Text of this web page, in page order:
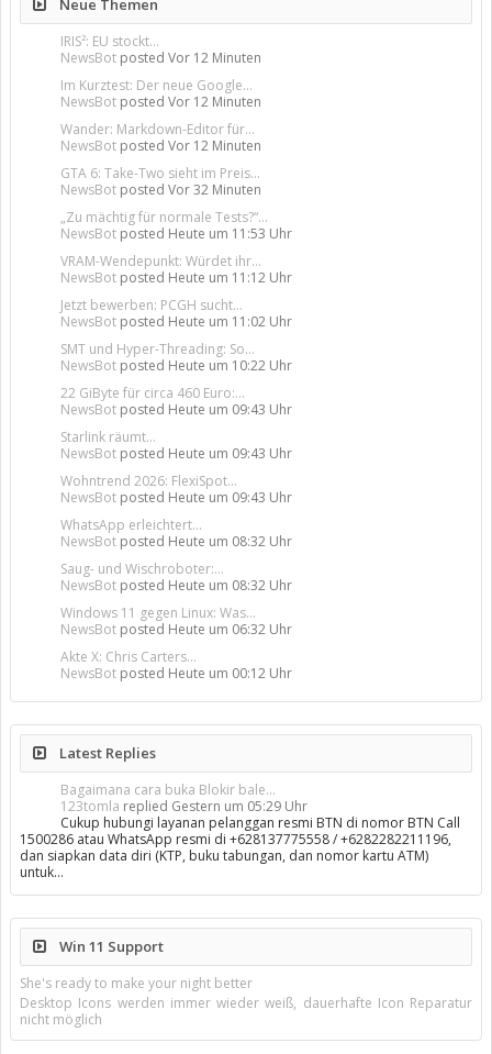
Neue Themen
IRIS²: EU stockt...
NewsBot posted Vor 12 Minuten
Im Kurztest: Der neue Google...
NewsBot posted Vor 12 Minuten
Wander: Markdown-Editor für...
NewsBot posted Vor 12 Minuten
GTA 6: Take-Two sieht im Preis...
NewsBot posted Vor 32 Minuten
„Zu mächtig für normale Tests?“...
NewsBot posted Heute um 11:53 Uhr
VRAM-Wendepunkt: Würdet ihr...
NewsBot posted Heute um 11:12 Uhr
Jetzt bewerben: PCGH sucht...
NewsBot posted Heute um 11:02 Uhr
SMT und Hyper-Threading: So...
NewsBot posted Heute um 10:22 Uhr
22 GiByte für circa 460 Euro:...
NewsBot posted Heute um 09:43 Uhr
Starlink räumt...
NewsBot posted Heute um 09:43 Uhr
Wohntrend 2026: FlexiSpot...
NewsBot posted Heute um 09:43 Uhr
WhatsApp erleichtert...
NewsBot posted Heute um 08:32 Uhr
Saug- und Wischroboter:...
NewsBot posted Heute um 08:32 Uhr
Windows 11 gegen Linux: Was...
NewsBot posted Heute um 06:32 Uhr
Akte X: Chris Carters...
NewsBot posted Heute um 00:12 Uhr
Latest Replies
Bagaimana cara buka Blokir bale...
123tomla replied Gestern um 05:29 Uhr
Cukup hubungi layanan pelanggan resmi BTN di nomor BTN Call
1500286 atau WhatsApp resmi di +628137775558 / +6282282211196,
dan siapkan data diri (KTP, buku tabungan, dan nomor kartu ATM)
untuk…
Win 11 Support
She's ready to make your night better
Desktop Icons werden immer wieder weiß, dauerhafte Icon Reparatur
nicht möglich